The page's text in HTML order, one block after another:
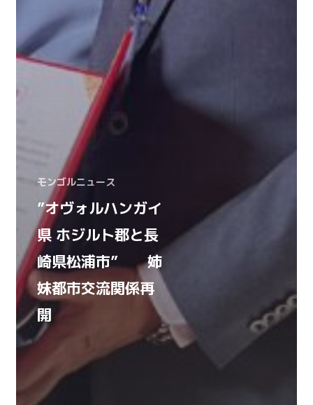
モンゴルニュース
”オヴォルハンガイ
県 ホジルト郡と長
崎県松浦市” 姉
妹都市交流関係再
開